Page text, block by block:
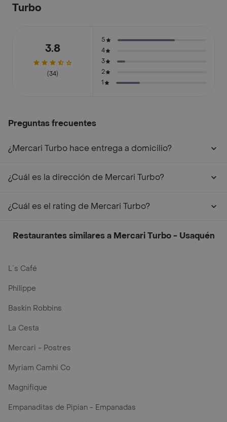
Turbo
3.8
(34)
5
4
3
2
1
Preguntas frecuentes
¿Mercari Turbo hace entrega a domicilio?
¿Cuál es la dirección de Mercari Turbo?
¿Cuál es el rating de Mercari Turbo?
Restaurantes similares a Mercari Turbo - Usaquén
L´s Café
Philippe
Baskin Robbins
La Cesta
Mercari - Postres
Myriam Camhi Co
Magnifique
Empanaditas de Pipian - Empanadas